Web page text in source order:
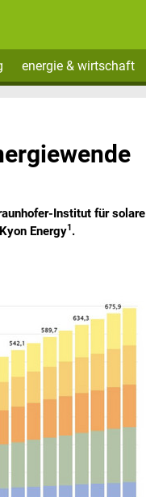
energie & wirtschaft
Institut für solare
Energy1.